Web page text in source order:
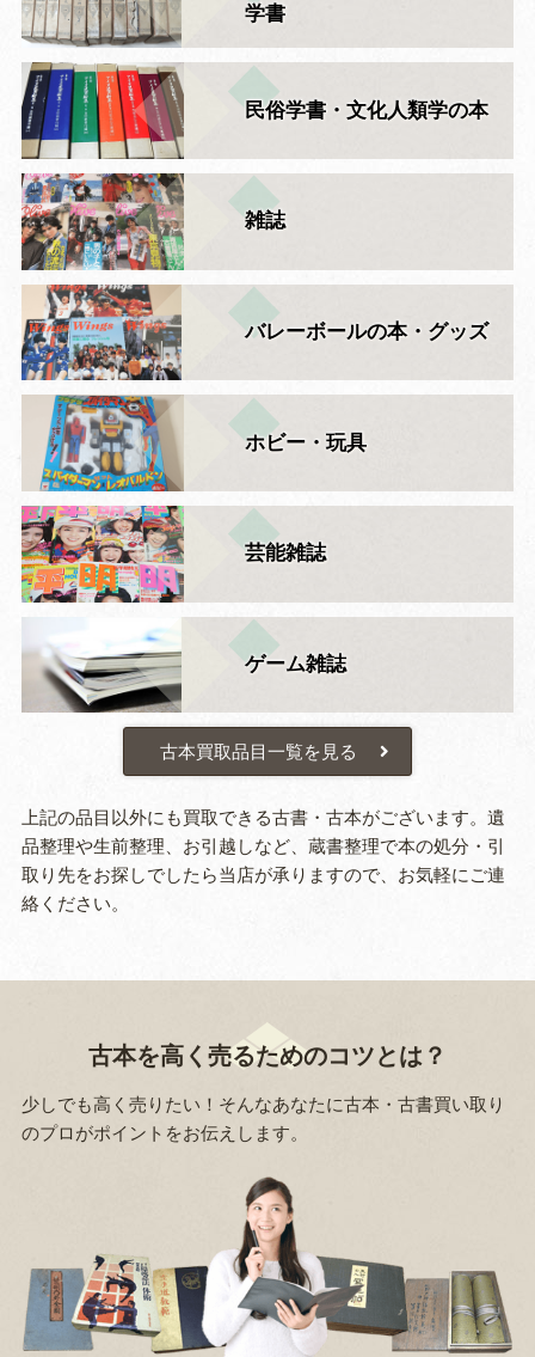
学書
民俗学書・文化人類学の本
雑誌
バレーボールの本・グッズ
ホビー・玩具
芸能雑誌
ゲーム雑誌
古本買取品目一覧を見る
上記の品目以外にも買取できる古書・古本がございます。遺
品整理や生前整理、お引越しなど、蔵書整理で本の処分・引
取り先をお探しでしたら当店が承りますので、お気軽にご連
絡ください。
古本を高く売るためのコツとは？
少しでも高く売りたい！そんなあなたに古本・古書買い取り
のプロがポイントをお伝えします。